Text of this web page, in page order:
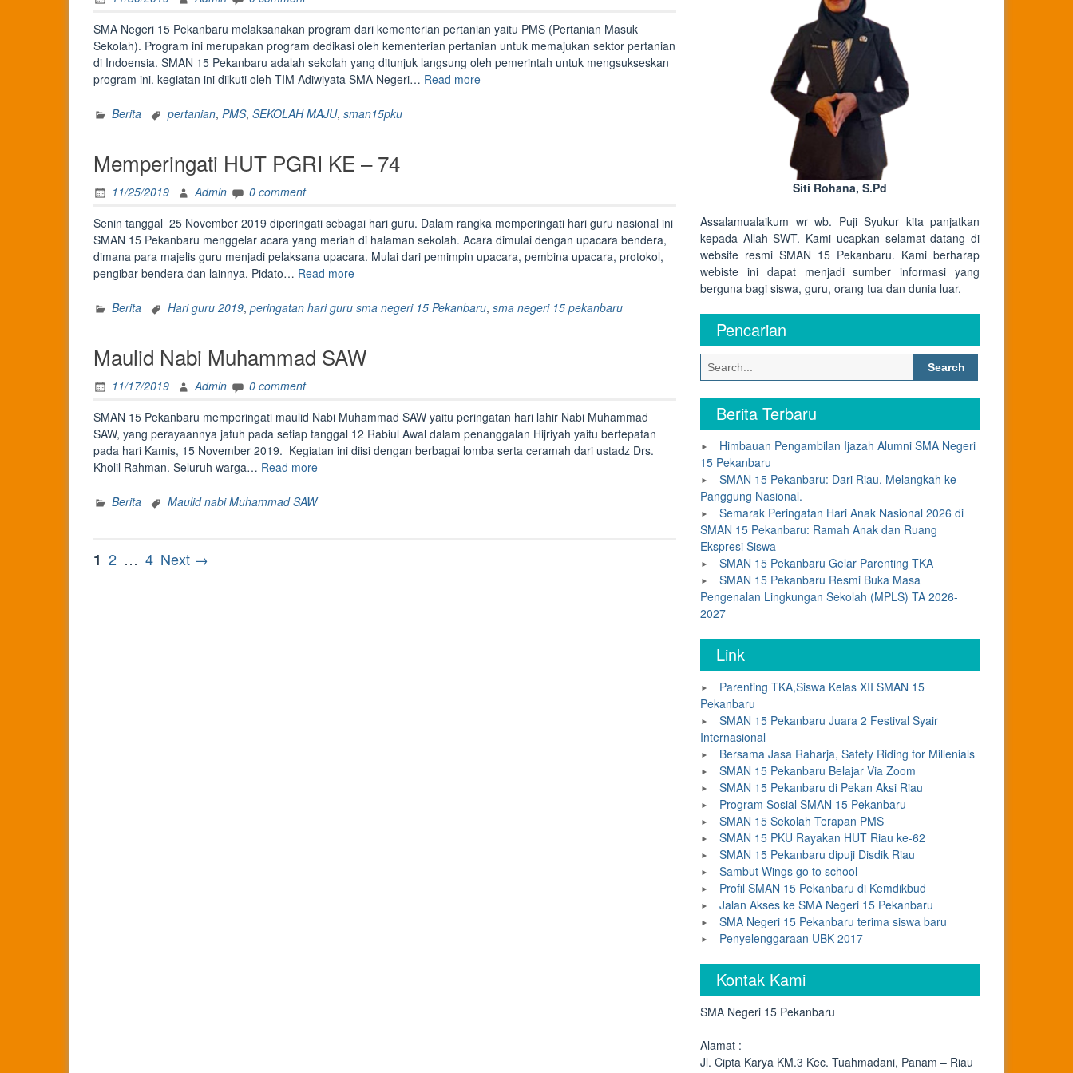
SMA Negeri 15 Pekanbaru melaksanakan program dari kementerian pertanian yaitu PMS (Pertanian Masuk
Sekolah). Program ini merupakan program dedikasi oleh kementerian pertanian untuk memajukan sektor pertanian
di Indoensia. SMAN 15 Pekanbaru adalah sekolah yang ditunjuk langsung oleh pemerintah untuk mengsukseskan
program ini. kegiatan ini diikuti oleh TIM Adiwiyata SMA Negeri… Read more“Kegiatan
Berita pertanian, PMS, SEKOLAH MAJU, sman15pku
Memperingati HUT PGRI KE – 74
11/25/2019 Admin
0 comment
Senin tanggal 25 November 2019 diperingati sebagai hari guru. Dalam rangka memperingati hari guru nasional ini
SMAN 15 Pekanbaru menggelar acara yang meriah di halaman sekolah. Acara dimulai dengan upacara bendera,
dimana para majelis guru menjadi pelaksana upacara. Mulai dari pemimpin upacara, pembina upacara, protokol,
pengibar bendera dan lainnya. Pidato… Read more“Memperingati
PGRI
74”
Berita Hari guru 2019, peringatan hari guru sma negeri 15 Pekanbaru, sma negeri 15 pekanbaru
Maulid Nabi Muhammad SAW
11/17/2019 Admin
0 comment
SMAN 15 Pekanbaru memperingati maulid Nabi Muhammad SAW yaitu peringatan hari lahir Nabi Muhammad
SAW, yang perayaannya jatuh pada setiap tanggal 12 Rabiul Awal dalam penanggalan Hijriyah yaitu bertepatan
pada hari Kamis, 15 November 2019. Kegiatan ini diisi dengan berbagai lomba serta ceramah dari ustadz Drs.
Kholil Rahman. Seluruh warga… Read more“Maulid
Muhammad
Berita Maulid nabi Muhammad SAW
Posts
Page
1 Page
2 … Page
4 Next →
Siti Rohana, S.Pd
Assalamualaikum wr wb. Puji Syukur kita panjatkan
kepada Allah SWT. Kami ucapkan selamat datang di
website resmi SMAN 15 Pekanbaru. Kami berharap
webiste ini dapat menjadi sumber informasi yang
berguna bagi siswa, guru, orang tua dan dunia luar.
Pencarian
Search
for:
Berita Terbaru
Himbauan Pengambilan Ijazah Alumni SMA Negeri
15 Pekanbaru
SMAN 15 Pekanbaru: Dari Riau, Melangkah ke
Panggung Nasional.
Semarak Peringatan Hari Anak Nasional 2026 di
SMAN 15 Pekanbaru: Ramah Anak dan Ruang
Ekspresi Siswa
SMAN 15 Pekanbaru Gelar Parenting TKA
SMAN 15 Pekanbaru Resmi Buka Masa
Pengenalan Lingkungan Sekolah (MPLS) TA 2026-
2027
Link
Parenting TKA,Siswa Kelas XII SMAN 15
Pekanbaru
SMAN 15 Pekanbaru Juara 2 Festival Syair
Internasional
Bersama Jasa Raharja, Safety Riding for Millenials
SMAN 15 Pekanbaru Belajar Via Zoom
SMAN 15 Pekanbaru di Pekan Aksi Riau
Program Sosial SMAN 15 Pekanbaru
SMAN 15 Sekolah Terapan PMS
SMAN 15 PKU Rayakan HUT Riau ke-62
SMAN 15 Pekanbaru dipuji Disdik Riau
Sambut Wings go to school
Profil SMAN 15 Pekanbaru di Kemdikbud
Jalan Akses ke SMA Negeri 15 Pekanbaru
SMA Negeri 15 Pekanbaru terima siswa baru
Penyelenggaraan UBK 2017
Kontak Kami
SMA Negeri 15 Pekanbaru
Alamat :
Jl. Cipta Karya KM.3 Kec. Tuahmadani, Panam – Riau